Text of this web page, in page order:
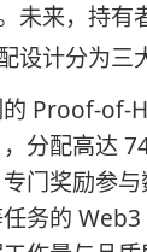
未来，持有
设计分为三
的 Proof-of-
分配高达
门奖励参与
务的